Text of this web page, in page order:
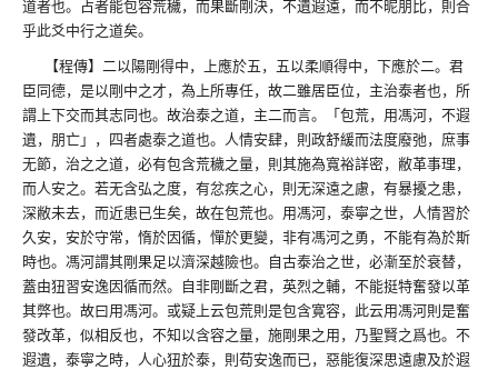
道者也。占者能包容荒穢，而果斷剛決，不遺遐遠，而不昵朋比，則合
乎此爻中行之道矣。
【程傳】二以陽剛得中，上應於五，五以柔順得中，下應於二。君
臣同德，是以剛中之才，為上所專任，故二雖居臣位，主治泰者也，所
謂上下交而其志同也。故治泰之道，主二而言。「包荒，用馮河，不遐
遺，朋亡」，四者處泰之道也。人情安肆，則政舒緩而法度廢弛，庶事
无節，治之之道，必有包含荒穢之量，則其施為寬裕詳密，敝革事理，
而人安之。若无含弘之度，有忿疾之心，則无深遠之慮，有暴擾之患，
深敝未去，而近患已生矣，故在包荒也。用馮河，泰寧之世，人情習於
久安，安於守常，惰於因循，憚於更變，非有馮河之勇，不能有為於斯
時也。馮河謂其剛果足以濟深越險也。自古泰治之世，必漸至於衰替，
蓋由狃習安逸因循而然。自非剛斷之君，英烈之輔，不能挺特奮發以革
其弊也。故曰用馮河。或疑上云包荒則是包含寛容，此云用馮河則是奮
發改革，似相反也，不知以含容之量，施剛果之用，乃聖賢之爲也。不
遐遺，泰寧之時，人心狃於泰，則苟安逸而已，惡能復深思遠慮及於遐